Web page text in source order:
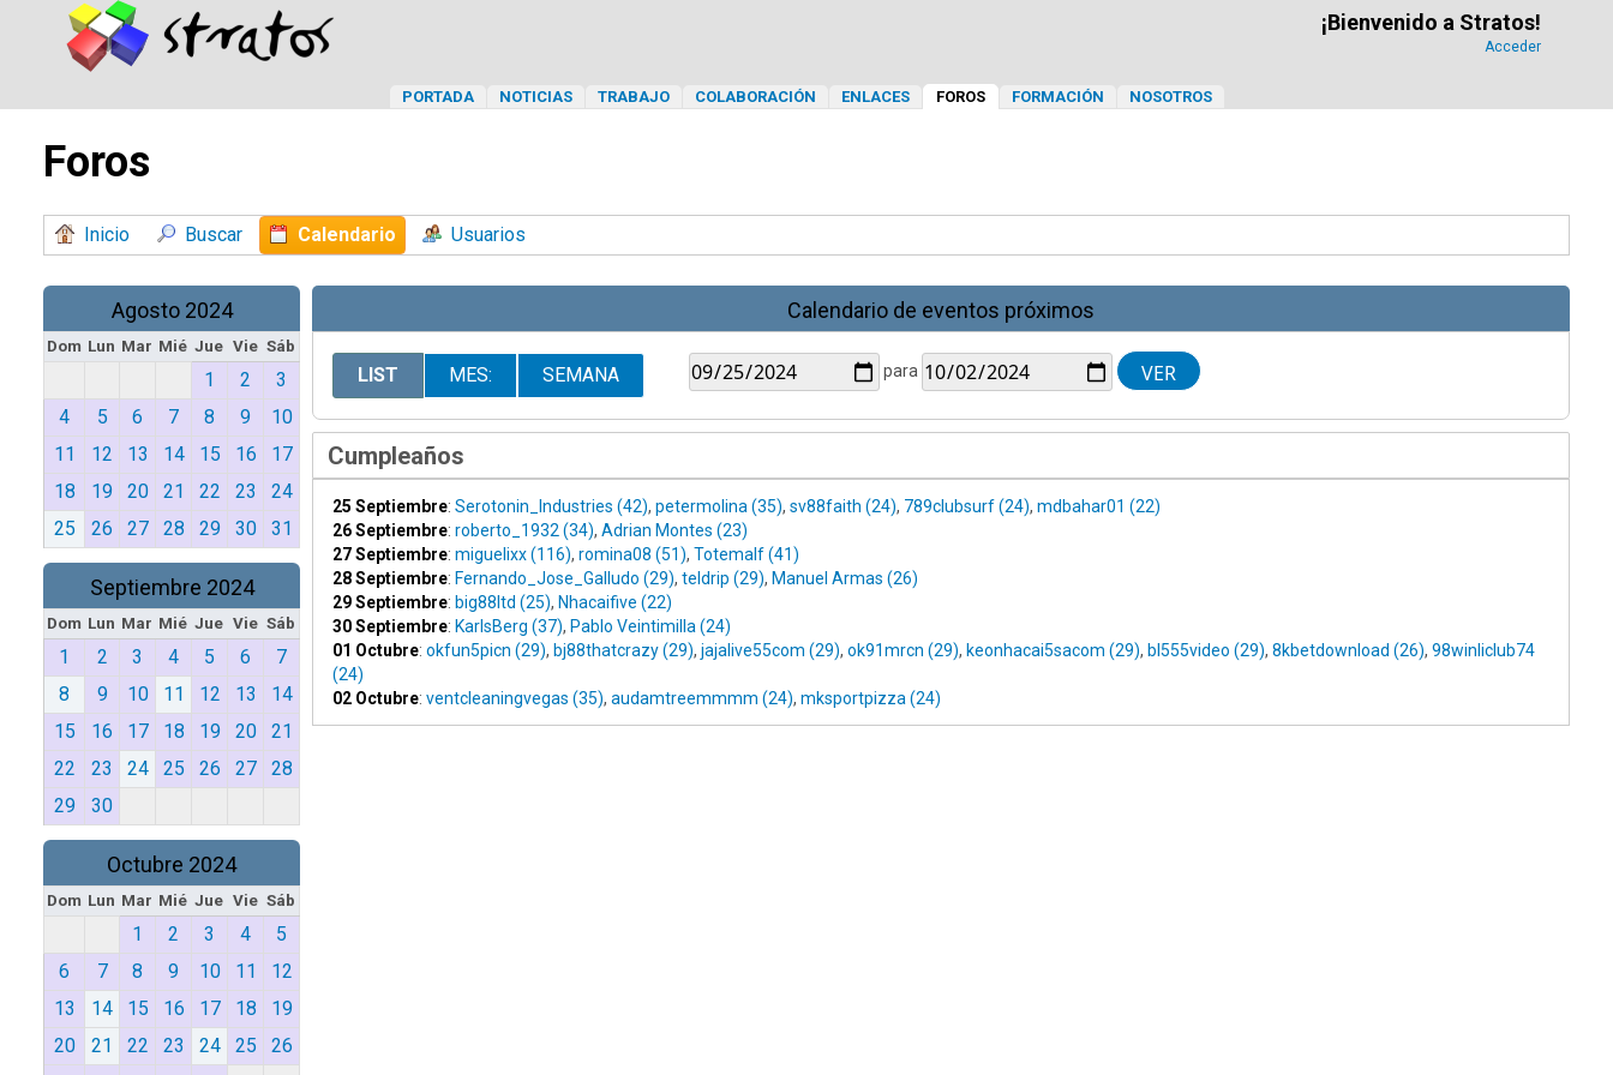
¡Bienvenido a Stratos!
Acceder
PORTADA NOTICIAS TRABAJO COLABORACIÓN ENLACES FOROS FORMACIÓN NOSOTROS
Foros
Inicio Buscar Calendario Usuarios
Agosto 2024
Dom Lun Mar Mié Jue Vie Sáb
1 2
3
4
5 6 7 8 9
10
11
12 13 14 15 16
17
18
19 20 21 22 23
24
25
26 27 28 29 30 31
Septiembre 2024
Dom Lun Mar Mié Jue Vie Sáb
1 2 3 4 5 6
7
8
9 10 11 12 13
14
15
16 17 18 19 20
21
22
23 24 25 26 27
28
29
30
Octubre 2024
Dom Lun Mar Mié Jue Vie Sáb
1 2 3 4
5
6
7 8 9 10 11
12
13
14 15 16 17 18
19
20
21 22 23 24 25
26
Calendario de eventos próximos
LIST MES: SEMANA para
Cumpleaños
25 Septiembre: Serotonin_Industries (42), petermolina (35), sv88faith (24), 789clubsurf (24), mdbahar01 (22)
26 Septiembre: roberto_1932 (34), Adrian Montes (23)
27 Septiembre: miguelixx (116), romina08 (51), Totemalf (41)
28 Septiembre: Fernando_Jose_Galludo (29), teldrip (29), Manuel Armas (26)
29 Septiembre: big88ltd (25), Nhacaifive (22)
30 Septiembre: KarlsBerg (37), Pablo Veintimilla (24)
01 Octubre: okfun5picn (29), bj88thatcrazy (29), jajalive55com (29), ok91mrcn (29), keonhacai5sacom (29), bl555video (29), 8kbetdownload (26), 98winliclub74
(24)
02 Octubre: ventcleaningvegas (35), audamtreemmmm (24), mksportpizza (24)